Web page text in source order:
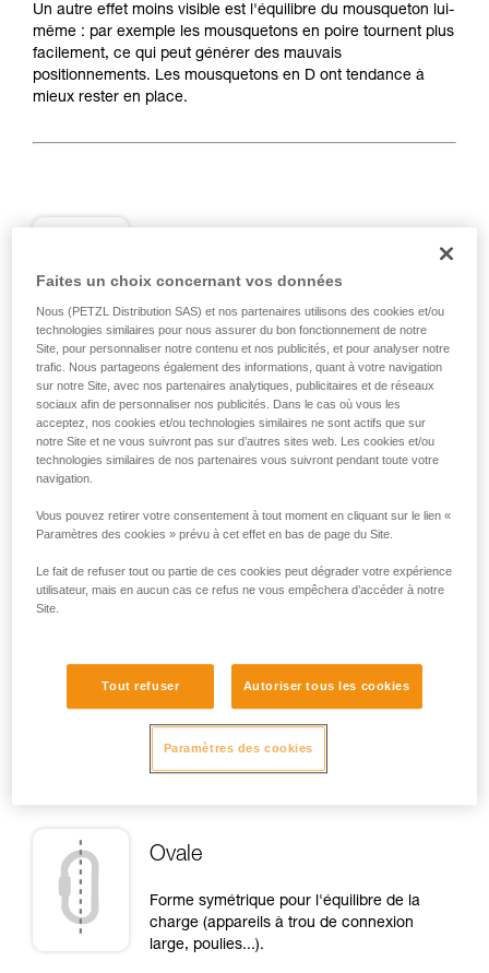
Un autre effet moins visible est l'équilibre du mousqueton lui-
même : par exemple les mousquetons en poire tournent plus
facilement, ce qui peut générer des mauvais
positionnements. Les mousquetons en D ont tendance à
mieux rester en place.
Positionnement de la charge dans l'axe de
résistance maximale, au plus près du côté
fermé du corps. Adapté aux charges
simples (connexion d'appareils, connexion
à l'ancrage...).
Ovale
Forme symétrique pour l'équilibre de la
charge (appareils à trou de connexion
large, poulies...).
Faites un choix concernant vos données
Nous (PETZL Distribution SAS) et nos partenaires utilisons des cookies et/ou
technologies similaires pour nous assurer du bon fonctionnement de notre
Site, pour personnaliser notre contenu et nos publicités, et pour analyser notre
trafic. Nous partageons également des informations, quant à votre navigation
sur notre Site, avec nos partenaires analytiques, publicitaires et de réseaux
sociaux afin de personnaliser nos publicités. Dans le cas où vous les
acceptez, nos cookies et/ou technologies similaires ne sont actifs que sur
notre Site et ne vous suivront pas sur d’autres sites web. Les cookies et/ou
technologies similaires de nos partenaires vous suivront pendant toute votre
navigation.
Vous pouvez retirer votre consentement à tout moment en cliquant sur le lien «
Paramètres des cookies » prévu à cet effet en bas de page du Site.
Le fait de refuser tout ou partie de ces cookies peut dégrader votre expérience
utilisateur, mais en aucun cas ce refus ne vous empêchera d’accéder à notre
Site.
Tout refuser Autoriser tous les cookies
Paramètres des cookies